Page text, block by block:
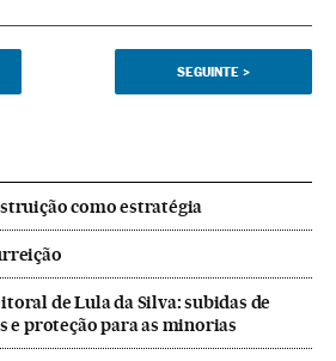
SEGUINTE >
como estratégia
de Lula da Silva: subidas de
e proteção para as minorias